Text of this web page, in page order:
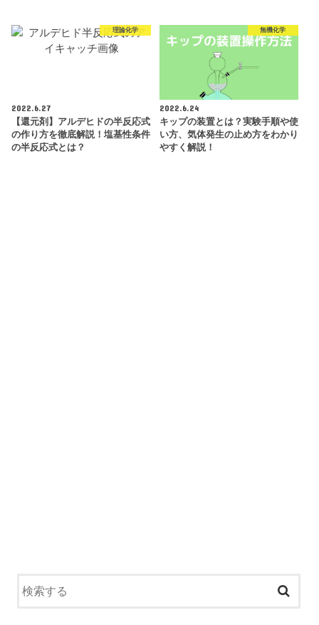
理論化学
2022.6.27
【還元剤】アルデヒドの半反応式
の作り方を徹底解説！塩基性条件
の半反応式とは？
無機化学
2022.6.24
キップの装置とは？実験手順や使
い方、気体発生の止め方をわかり
やすく解説！